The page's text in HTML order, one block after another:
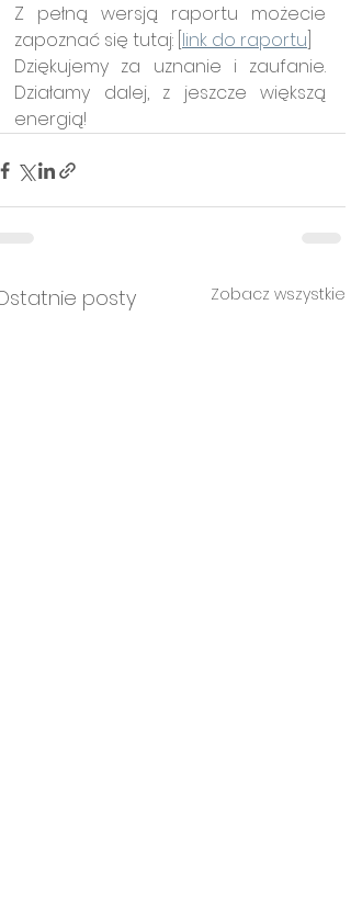
Z pełną wersją raportu możecie
zapoznać się tutaj: [ link do raportu
Dziękujemy za uznanie i zaufanie.
Działamy dalej, z jeszcze większą
energią!
posty Zobacz wszystkie